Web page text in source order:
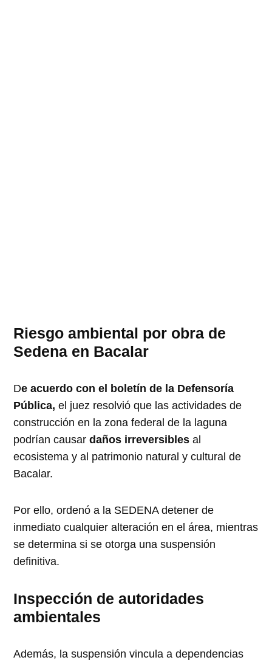
Riesgo ambiental por obra de
Sedena en Bacalar
De acuerdo con el boletín de la Defensoría
Pública,el juez resolvió que las actividades de
construcción en la zona federal de la laguna
podrían causardaños irreversibles al
ecosistema y al patrimonio natural y cultural de
Bacalar.
Por ello, ordenó a la SEDENA detener de
inmediato cualquier alteración en el área, mientras
se determina si se otorga una suspensión
definitiva.
Inspección de autoridades
ambientales
Además, la suspensión vincula a dependencias